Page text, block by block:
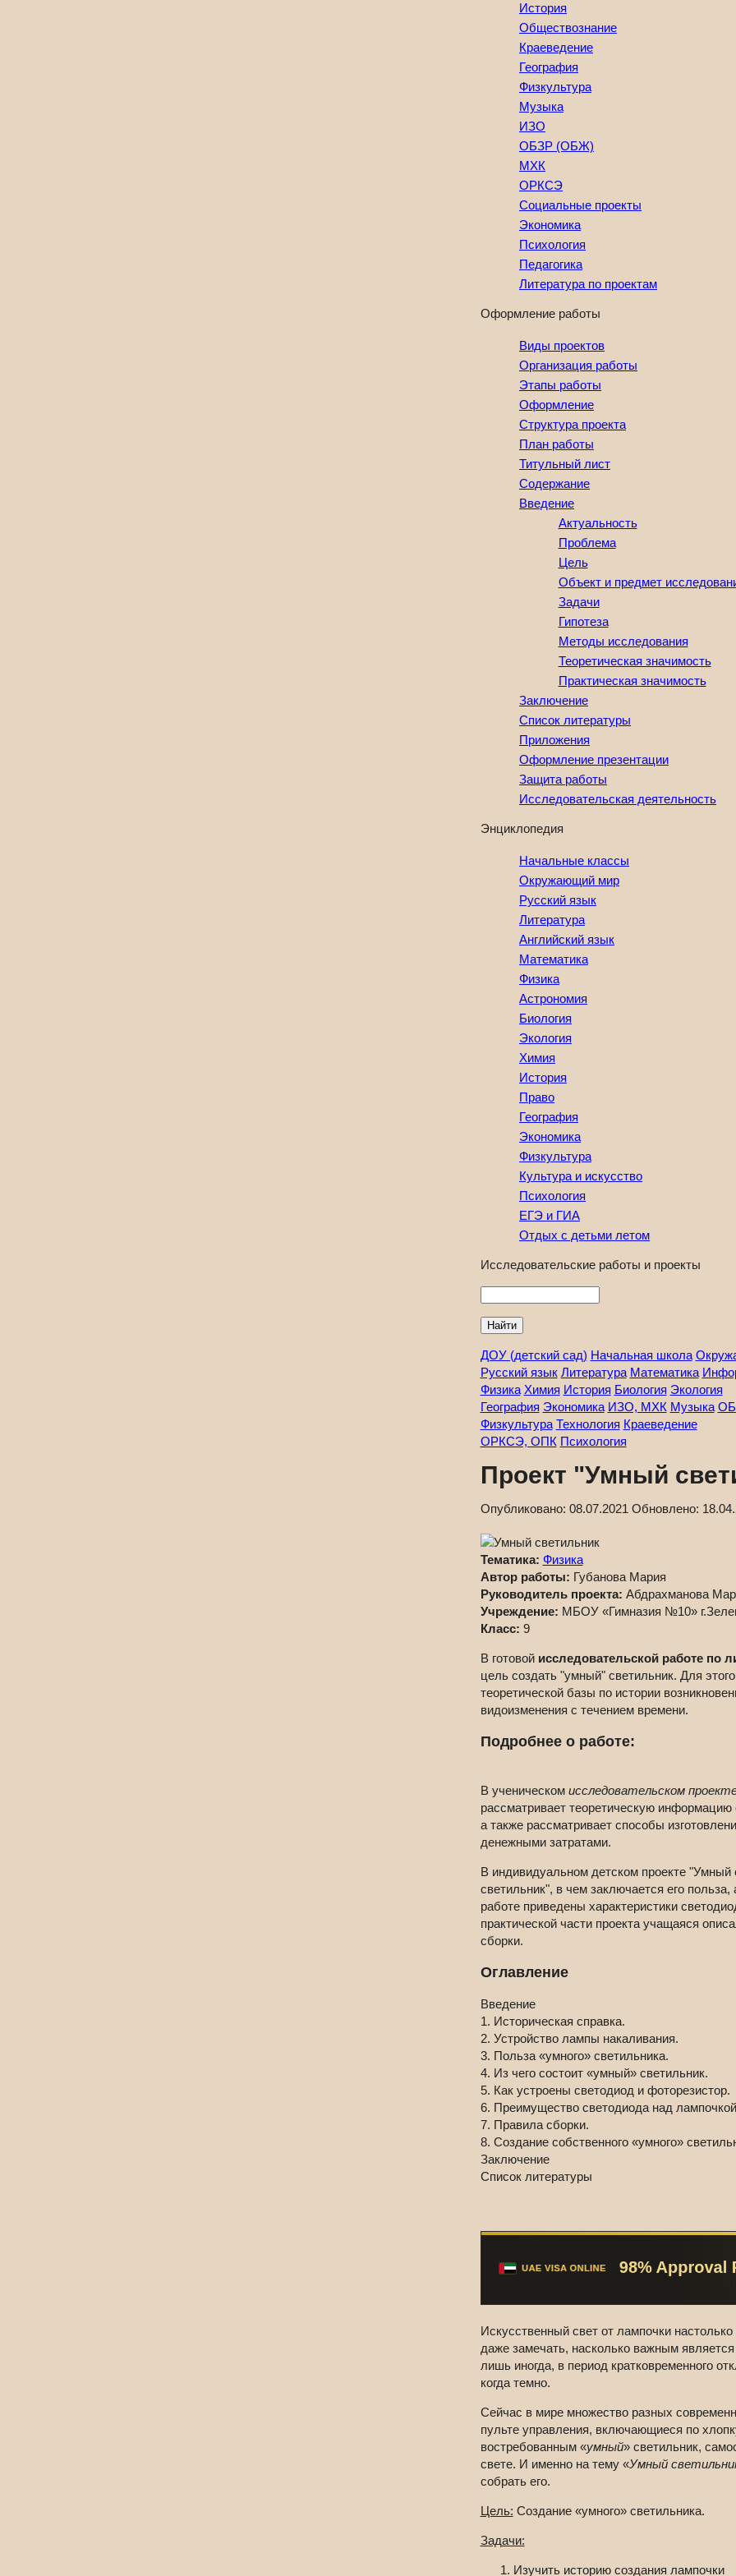
История
Обществознание
Краеведение
География
Физкультура
Музыка
ИЗО
ОБЗР (ОБЖ)
МХК
ОРКСЭ
Социальные проекты
Экономика
Психология
Педагогика
Литература по проектам
Оформление работы
Виды проектов
Организация работы
Этапы работы
Оформление
Структура проекта
План работы
Титульный лист
Содержание
Введение
Актуальность
Проблема
Цель
Объект и предмет
Задачи
Гипотеза
Методы исследования
Теоретическая значимость
Практическая значимость
Заключение
Список литературы
Приложения
Оформление презентации
Защита работы
Исследовательская деятельность
Энциклопедия
Начальные классы
Окружающий мир
Русский язык
Литература
Английский язык
Математика
Физика
Астрономия
Биология
Экология
Химия
История
Право
География
Экономика
Физкультура
Культура и искусство
Психология
ЕГЭ и ГИА
Отдых с детьми летом
Исследовательские работы и проекты
ДОУ (детский сад) Начальная школа
Русский язык Литература Математика
Физика Химия История Биология Экология
География Экономика ИЗО, МХК Музыка
Физкультура Технология Краеведение
ОРКСЭ, ОПК Психология
Проект "Умный
Опубликовано: 08.07.2021 Обновлено:
Тематика: Физика
Автор работы: Губанова Мария
Руководитель проекта: Абдрахманова
Учреждение: МБОУ «Гимназия №10»
Класс: 9
В готовой исследовательской работе по
цель создать "умный" светильник. Для
теоретической базы по истории
видоизменения с течением времени.
Подробнее о работе:
В ученическом исследовательском
рассматривает теоретическую
а также рассматривает способы
денежными затратами.
В индивидуальном детском проекте "Умный
светильник", в чем заключается его
работе приведены характеристики
практической части проекта учащаяся
сборки.
Оглавление
Введение
1. Историческая справка.
2. Устройство лампы накаливания.
3. Польза «умного» светильника.
4. Из чего состоит «умный» светильник.
5. Как устроены светодиод и фоторезистор.
6. Преимущество светодиода над
7. Правила сборки.
8. Создание собственного «умного»
Заключение
Список литературы
Искусственный свет от лампочки
даже замечать, насколько важным
лишь иногда, в период кратковременного
когда темно.
Сейчас в мире множество разных
пульте управления, включающиеся по
востребованным «умный» светильник,
свете. И именно на тему «Умный
собрать его.
Цель: Создание «умного» светильника.
Задачи:
Изучить историю создания лампочки